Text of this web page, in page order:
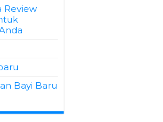
Review
Bayi Baru